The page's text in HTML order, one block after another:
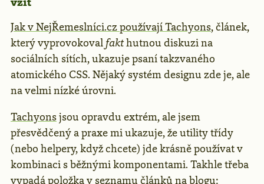
Jak v NejŘemeslníci.cz používají Tachyons, článek,
který vyprovokoval fakthutnou diskuzi na
sociálních sítích, ukazuje psaní takzvaného
atomického CSS. Nějaký systém designu zde je, ale
na velmi nízké úrovni.
Tachyonsjsou opravdu extrém, ale jsem
přesvědčený a praxe mi ukazuje, že utility třídy
(nebo helpery, když chcete) jde krásně používat v
kombinaci s běžnými komponentami. Takhle třeba
vypadá položka v seznamu článků na blogu: